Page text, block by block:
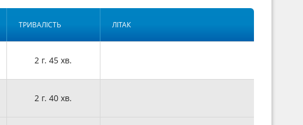
ТРИВАЛІСТЬ ЛІТАК
2 г. 45 хв.
2 г. 40 хв.